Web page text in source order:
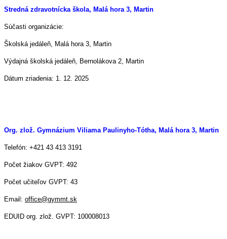
Stredná zdravotnícka škola, Malá hora 3, Martin
Súčasti organizácie:
Školská jedáleň, Malá hora 3, Martin
Výdajná školská jedáleň, Bernolákova 2, Martin
Dátum zriadenia: 1. 12. 2025
Org. zlož. Gymnázium Viliama Paulinyho-Tótha, Malá hora 3, Martin
Telefón: +421 43 413 3191
Počet žiakov GVPT: 492
Počet učiteľov GVPT: 43
Email: office@gymmt.sk
EDUID org. zlož. GVPT: 100008013